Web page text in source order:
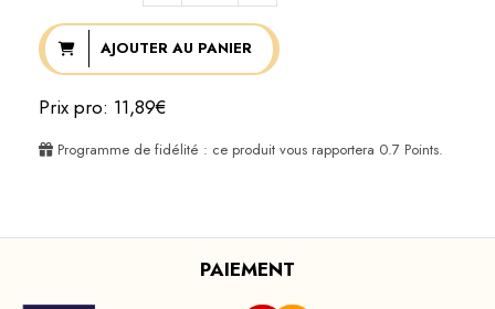
AJOUTER AU PANIER
Prix pro: 11,89€
Programme de fidélité : ce produit vous rapportera 0.7 Points.
PAIEMENT